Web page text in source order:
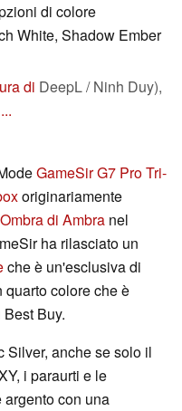
di colore
White, Shadow Ember
di DeepL / Ninh Duy),
...
GameSir G7 Pro Tri-
originariamente
Ombra di Ambra nel
ha rilasciato un
che è un'esclusiva di
quarto colore che è
Buy.
Silver, anche se solo il
i paraurti e le
con una